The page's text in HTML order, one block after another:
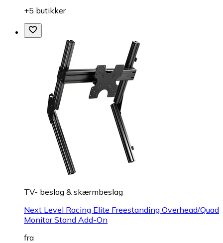
+5 butikker
TV- beslag & skærmbeslag
Next Level Racing Elite Freestanding Overhead/Quad
Monitor Stand Add-On
fra